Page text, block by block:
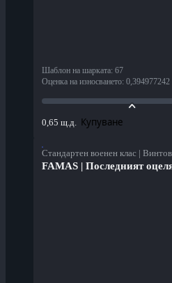
Шаблон на шарката: 67
Оценка на износването: 0,394977242
0,65 щ.д. Купуване
Стандартен военен клас |
FAMAS | Последният